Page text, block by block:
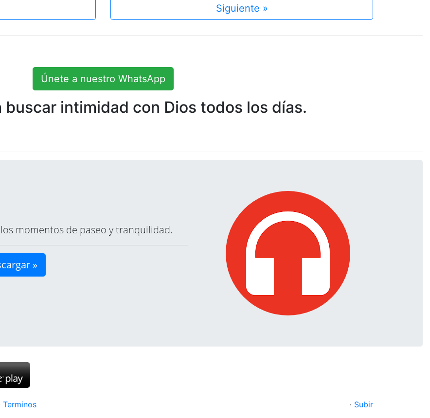
Siguiente »
Únete a nuestro WhatsApp
buscar intimidad con Dios todos los días.
momentos de paseo y tranquilidad.
»
· Subir
Terminos